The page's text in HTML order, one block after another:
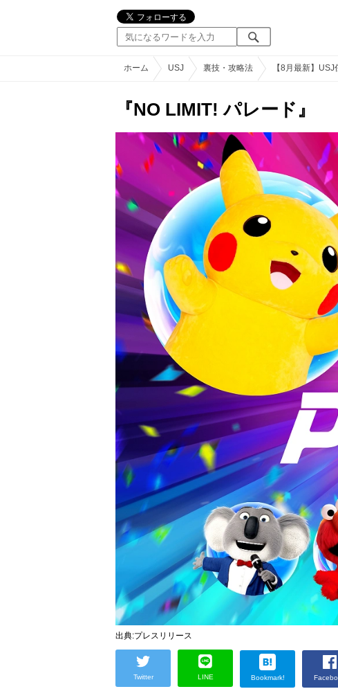
ホーム USJ 裏技・攻略法 【8月最新】
『NO LIMIT! パレード』
出典:プレスリリース
Twitter LINE Bookmark!